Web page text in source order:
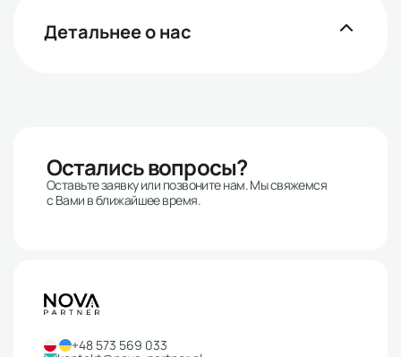
Детальнее о нас
Остались вопросы?
Оставьте заявку или позвоните нам. Мы свяжемся
с Вами в ближайшее время.
+48 573 569 033